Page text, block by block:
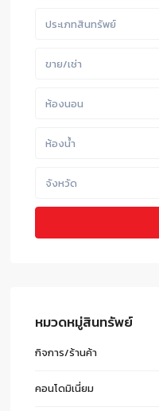
ประเภทสินทรัพย์
ขาย/เช่า
ห้องนอน
ห้องน้ำ
จังหวัด
หมวดหมู่สินทรัพย์
กิจการ/ร้านค้า
คอนโดมิเนี่ยม